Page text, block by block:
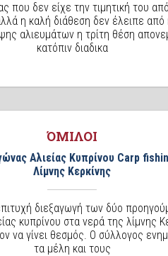
που δεν είχε την τιμητική του
η καλή διάθεση δεν έλειπε από
αλιευμάτων η τρίτη θέση
κατόπιν διαδικα
ΌΜΙΛΟΙ
Αλιείας Κυπρίνου Carp
Λίμνης Κερκίνης
διεξαγωγή των δύο
κυπρίνου στα νερά της λίμνης
να γίνει θεσμός. Ο σύλλογος
τα μέλη και τους